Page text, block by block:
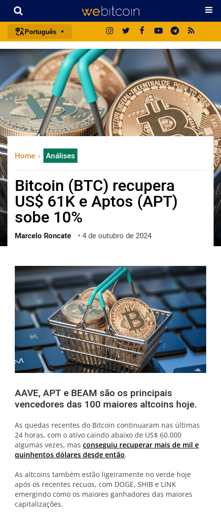
Português
português (BR)
english
español
français
italiano
deutsch
中文
한국어
العربية
ไทย
ქართული
vietnamese
Home Análises
Bitcoin (BTC) recupera
US$ 61K e Aptos (APT)
sobe 10%
Marcelo Roncate • 4 de outubro de 2024
AAVE, APT e BEAM são os principais
vencedores das 100 maiores altcoins hoje.
As quedas recentes do Bitcoin continuaram nas últimas
24 horas, com o ativo caindo abaixo de US$ 60.000
algumas vezes, mas conseguiu recuperar mais de mil e
quinhentos dólares desde então.
As altcoins também estão ligeiramente no verde hoje
após os recentes recuos, com DOGE, SHIB e LINK
emergindo como os maiores ganhadores das maiores
capitalizações.